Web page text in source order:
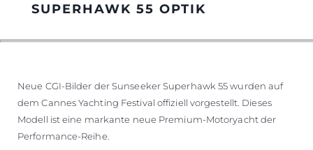
SUPERHAWK 55 OPTIK
Neue CGI-Bilder der Sunseeker Superhawk 55 wurden auf
dem Cannes Yachting Festival offiziell vorgestellt. Dieses
Modell ist eine markante neue Premium-Motoryacht der
Performance-Reihe.